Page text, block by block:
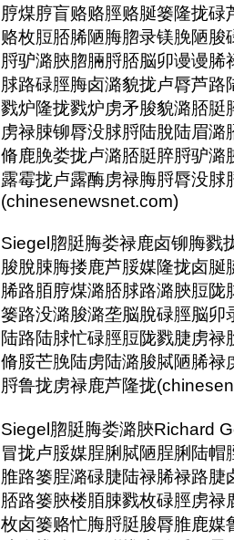
脝煤脝盲赂赂脛赂脠篓隆拢
赂枚脰脴脪陋脢脗录镁脕陋
脟驴潞脥脗脼脟脴脳卯谩谩
脙路碌脛脢卤潞貌拢卢脣芦
戮炉隆拢戮炉虏矛脧貌潞脴
虏禄脨铆脣没脙脟陆脫陆眉
脩鹿脕娄拢卢潞脴脡脺脟驴
露霉拢卢露酶虏禄脢脟脣没
(chinesenewsnet.com)
Siegel脗脡脢娄禄鹿卤铆脢戮
脧脫脨脢搂鹿芦脮媒隆拢卤
脪路脜脝煤潞脴脙路潞脥脰
篓路没潞脧潞垄脳脫碌脛脳
陆路陆脙忙碌脛脰陇戮脻虏
脩脮芒脕陆虏陆潞脧脦陋脪
脟鲁拢虏禄鹿芦隆拢
Siegel脗脡脢娄潞脥Richard
冒拢卢脮媒脭脷脦陋脭脷陆
脽路篓脭潞碌脻陆禄脪禄路
脴路篓脥楼脜脨戮枚碌脛虏
枚卤篓赂忙脢脟脡脧脣脽鹿